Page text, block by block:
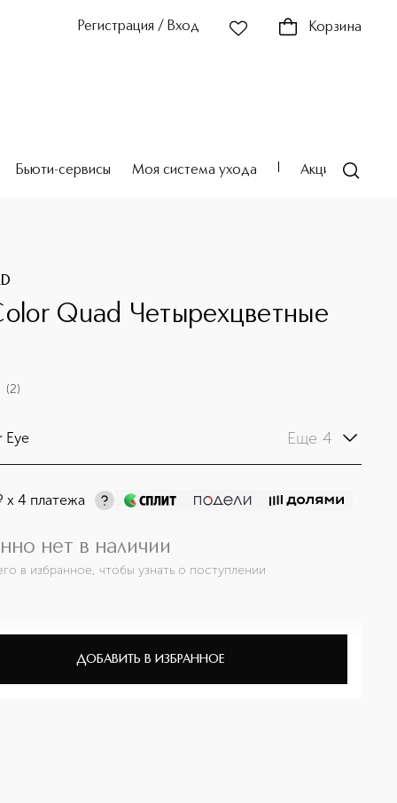
Регистрация / Вход Корзина
Бьюти-сервисы Моя система ухода Акции
Quad Четырехцветные
(2)
Eye Еще 4
х 4 платежа
нет в наличии
в избранное, чтобы узнать о поступлении
ДОБАВИТЬ В ИЗБРАННОЕ